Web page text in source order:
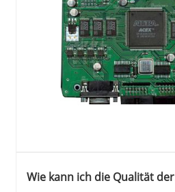
Wie kann ich die Qualität der